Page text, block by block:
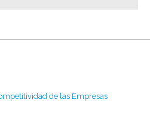
de las Empresas